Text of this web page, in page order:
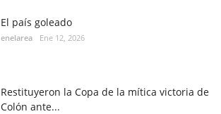
El país goleado
enelarea Ene 12, 2026
Restituyeron la Copa de la mítica victoria de
Colón ante...